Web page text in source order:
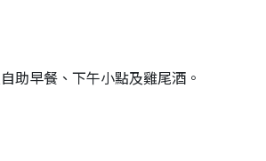
助早餐、下午小點及雞尾酒。